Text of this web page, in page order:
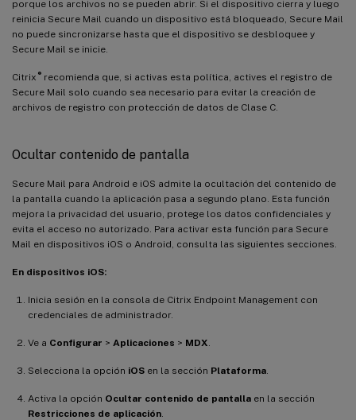
porque los archivos no se pueden abrir. Si el dispositivo cierra y luego
reinicia Secure Mail cuando un dispositivo está bloqueado, Secure Mail
no puede sincronizarse hasta que el dispositivo se desbloquee y
Secure Mail se inicie.
Citrix ®recomienda que, si activas esta política, actives el registro de
Secure Mail solo cuando sea necesario para evitar la creación de
archivos de registro con protección de datos de Clase C.
Ocultar contenido de pantalla
Secure Mail para Android e iOS admite la ocultación del contenido de
la pantalla cuando la aplicación pasa a segundo plano. Esta función
mejora la privacidad del usuario, protege los datos confidenciales y
evita el acceso no autorizado. Para activar esta función para Secure
Mail en dispositivos iOS o Android, consulta las siguientes secciones.
En dispositivos iOS:
Inicia sesión en la consola de Citrix Endpoint Management con
credenciales de administrador.
Ve a Configurar > Aplicaciones > MDX
Selecciona la opción iOS en la sección Plataforma
Activa la opción Ocultar contenido de pantalla en la sección
Restricciones de aplicación